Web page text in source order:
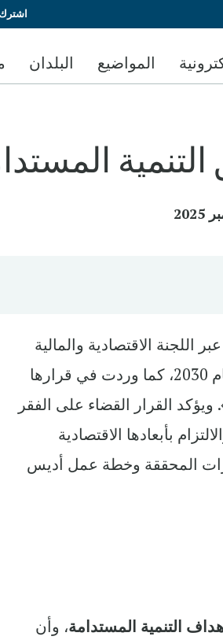
إلى
الرئيسي
اشترك
المواضيع البلدان
اللجنة الاقتصادية والمالية
قرارًا يجدد التزام الأمم المتحدة بتنفيذ خطة التنمية المستدامة لعام 2030، كما وردت في قرارها
المعنون «تحويل عالمنا: خطة التنمية المستدامة لعام 2030». ويؤكد القرار القضاء على الفقر
بأبعادها الاقتصادية
المحققة وخطة عمل أديس
التنمية المستدامة، وأن